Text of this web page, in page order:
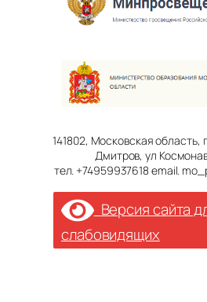
141802, Московская область,
Дмитров, ул
тел. +74959937618 email.
Версия сайта
слабовидящих